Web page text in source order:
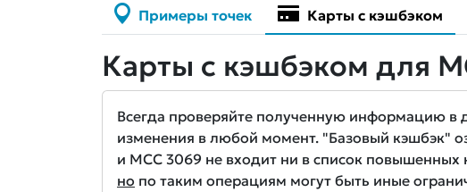
Примеры точек Карты с кэшбэком
Карты с кэшбэком для
Всегда проверяйте полученную информацию в
изменения в любой момент. "Базовый кэшбэк"
и MCC 3069 не входит ни в список повышенных
но по таким операциям могут быть иные